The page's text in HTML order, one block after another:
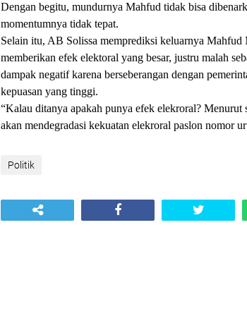
Dengan begitu, mundurnya Mahfud tidak bisa
momentumnya tidak tepat.
Selain itu, AB Solissa memprediksi keluarnya
memberikan efek elektoral yang besar, justru malah
dampak negatif karena berseberangan dengan
kepuasan yang tinggi.
“Kalau ditanya apakah punya efek elekroral? Menurut
akan mendegradasi kekuatan elekroral paslon nomor
Politik